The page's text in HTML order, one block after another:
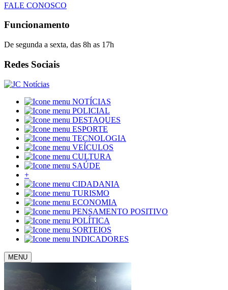
FALE CONOSCO
Funcionamento
De segunda a sexta, das 8h as 17h
Redes Sociais
NOTÍCIAS
POLICIAL
DESTAQUES
ESPORTE
TECNOLOGIA
VEÍCULOS
CULTURA
SAÚDE
+
CIDADANIA
TURISMO
ECONOMIA
PENSAMENTO POSITIVO
POLÍTICA
SORTEIOS
INDICADORES
MENU